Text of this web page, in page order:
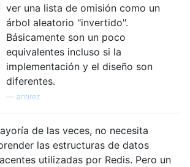
ver una lista de omisión como un
árbol aleatorio "invertido".
Básicamente son un poco
equivalentes incluso si la
implementación y el diseño son
diferentes.
antirez
de las veces, no necesita
las estructuras de datos
utilizadas por Redis. Pero un